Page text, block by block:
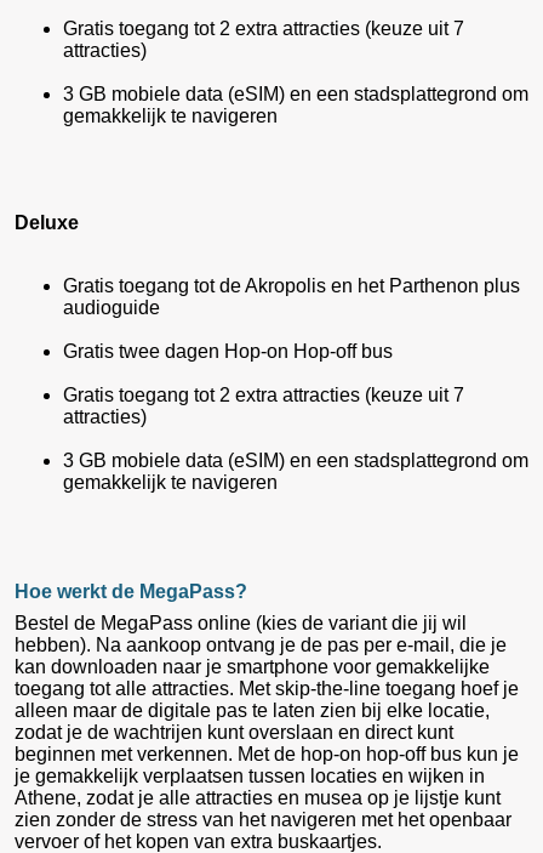
Gratis toegang tot 2 extra attracties (keuze uit 7
attracties)
3 GB mobiele data (eSIM) en een stadsplattegrond om
gemakkelijk te navigeren
Deluxe
Gratis toegang tot de Akropolis en het Parthenon plus
audioguide
Gratis twee dagen Hop-on Hop-off bus
Gratis toegang tot 2 extra attracties (keuze uit 7
attracties)
3 GB mobiele data (eSIM) en een stadsplattegrond om
gemakkelijk te navigeren
Hoe werkt de MegaPass?
Bestel de MegaPass online (kies de variant die jij wil
hebben). Na aankoop ontvang je de pas per e-mail, die je
kan downloaden naar je smartphone voor gemakkelijke
toegang tot alle attracties. Met skip-the-line toegang hoef je
alleen maar de digitale pas te laten zien bij elke locatie,
zodat je de wachtrijen kunt overslaan en direct kunt
beginnen met verkennen. Met de hop-on hop-off bus kun je
je gemakkelijk verplaatsen tussen locaties en wijken in
Athene, zodat je alle attracties en musea op je lijstje kunt
zien zonder de stress van het navigeren met het openbaar
vervoer of het kopen van extra buskaartjes.